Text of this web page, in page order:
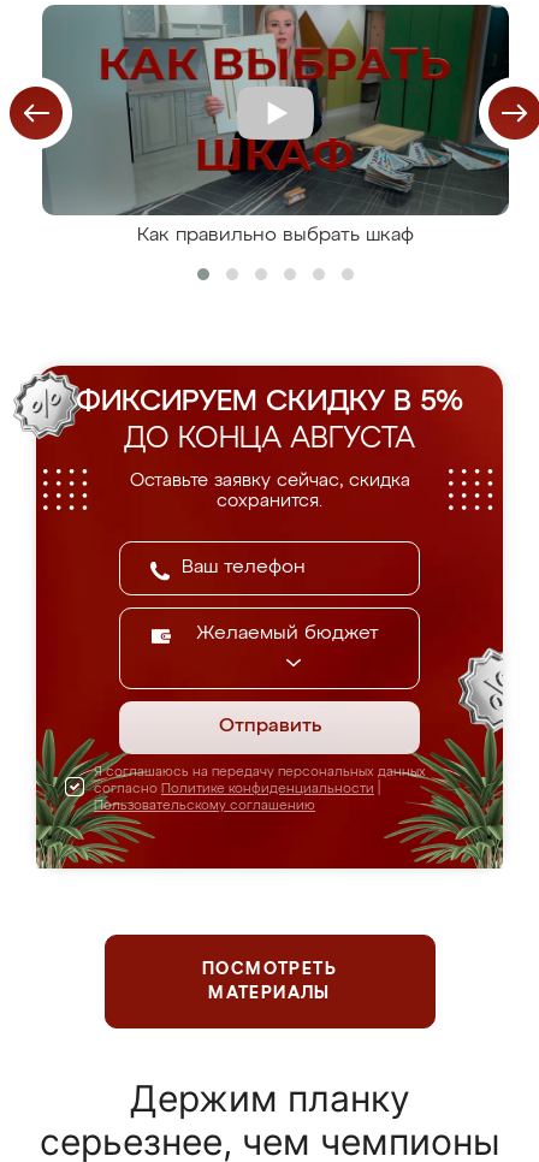
Как правильно выбрать шкаф
ФИКСИРУЕМ СКИДКУ В 5%
ДО КОНЦА АВГУСТА
Оставьте заявку сейчас, скидка
сохранится.
Желаемый бюджет
Отправить
Я соглашаюсь на передачу персональных данных
согласно Политике конфиденциальности
Пользовательскому соглашению
ПОСМОТРЕТЬ
МАТЕРИАЛЫ
Держим планку
серьезнее, чем чемпионы